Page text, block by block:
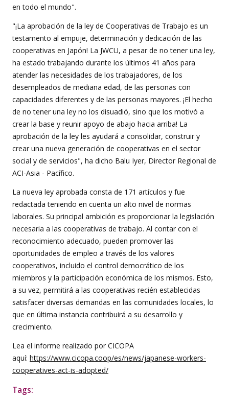
en todo el mundo".
"¡La aprobación de la ley de Cooperativas de Trabajo es un
testamento al empuje, determinación y dedicación de las
cooperativas en Japón! La JWCU, a pesar de no tener una ley,
ha estado trabajando durante los últimos 41 años para
atender las necesidades de los trabajadores, de los
desempleados de mediana edad, de las personas con
capacidades diferentes y de las personas mayores. ¡El hecho
de no tener una ley no los disuadió, sino que los motivó a
crear la base y reunir apoyo de abajo hacia arriba! La
aprobación de la ley les ayudará a consolidar, construir y
crear una nueva generación de cooperativas en el sector
social y de servicios", ha dicho Balu Iyer, Director Regional de
ACI-Asia - Pacífico.
La nueva ley aprobada consta de 171 artículos y fue
redactada teniendo en cuenta un alto nivel de normas
laborales. Su principal ambición es proporcionar la legislación
necesaria a las cooperativas de trabajo. Al contar con el
reconocimiento adecuado, pueden promover las
oportunidades de empleo a través de los valores
cooperativos, incluido el control democrático de los
miembros y la participación económica de los mismos. Esto,
a su vez, permitirá a las cooperativas recién establecidas
satisfacer diversas demandas en las comunidades locales, lo
que en última instancia contribuirá a su desarrollo y
crecimiento.
Lea el informe realizado por CICOPA
aquí: https://www.cicopa.coop/es/news/japanese-workers-
cooperatives-act-is-adopted/
Tags: